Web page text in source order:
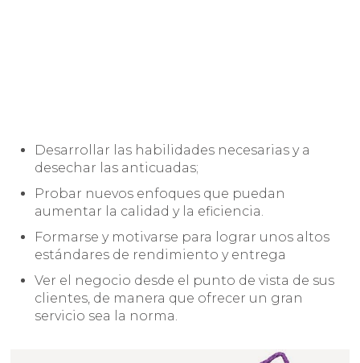
Desarrollar las habilidades necesarias y a
desechar las anticuadas;
Probar nuevos enfoques que puedan
aumentar la calidad y la eficiencia.
Formarse y motivarse para lograr unos altos
estándares de rendimiento y entrega
Ver el negocio desde el punto de vista de sus
clientes, de manera que ofrecer un gran
servicio sea la norma.